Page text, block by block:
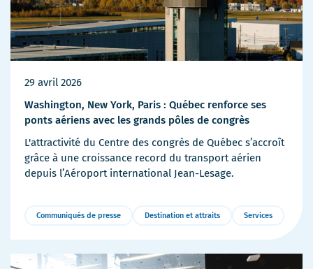
29 avril 2026
Washington, New York, Paris : Québec renforce ses
ponts aériens avec les grands pôles de congrès
L'attractivité du Centre des congrès de Québec s’accroît
grâce à une croissance record du transport aérien
depuis l’Aéroport international Jean-Lesage.
Communiqués de presse Destination et attraits Services
Plus